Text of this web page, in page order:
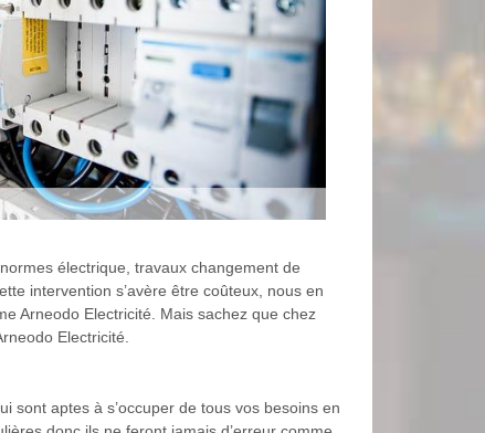
électrique, travaux changement de
intervention s’avère être coûteux, nous en
Arneodo Electricité. Mais sachez que chez
Electricité.
sont aptes à s’occuper de tous vos besoins en